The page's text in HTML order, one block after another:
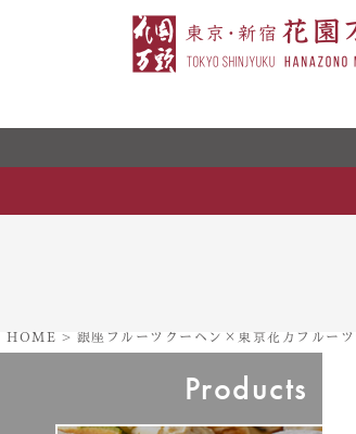
HOME 銀座フルーツクーヘン×東京花万フルーツ
Products